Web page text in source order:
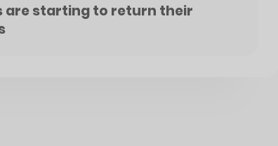
are starting to return their